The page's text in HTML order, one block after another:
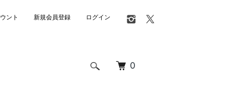
0
ント 新規会員登録 ログイン